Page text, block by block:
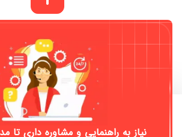
نیاز به راهنمایی و مشاوره داری تا
برای زبان آموز